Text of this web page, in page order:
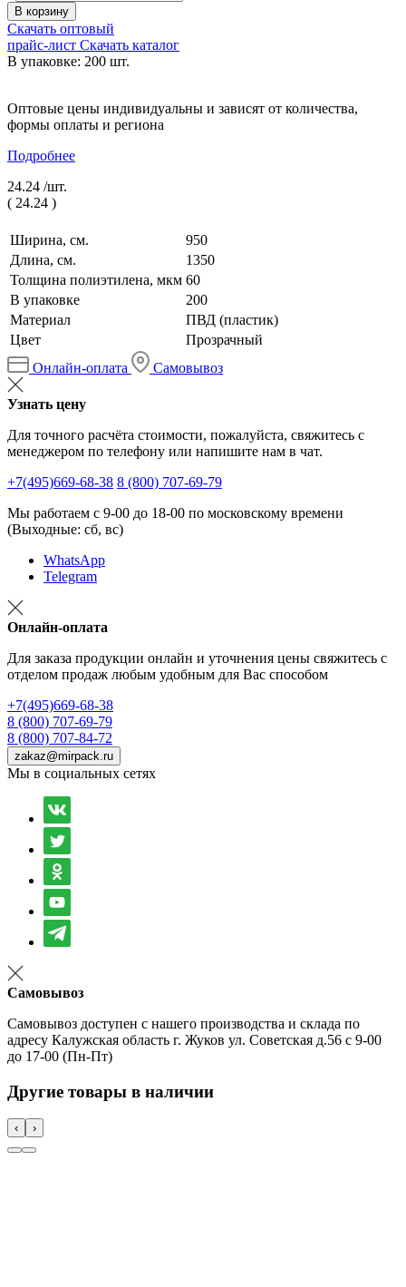
В корзину
Скачать оптовый
прайс-лист Скачать каталог
В упаковке: 200 шт.
Оптовые цены индивидуальны и зависят от количества,
формы оплаты и региона
Подробнее
24.24 /шт.
( 24.24 )
Ширина, см.
950
Длина, см.
1350
Толщина полиэтилена, мкм 60
В упаковке
200
Материал
ПВД (пластик)
Цвет
Прозрачный
Онлайн-оплата
Самовывоз
Узнать цену
Для точного расчёта стоимости, пожалуйста, свяжитесь с
менеджером по телефону или напишите нам в чат.
+7(495)669-68-38 8 (800) 707-69-79
Мы работаем с 9-00 до 18-00 по московскому времени
(Выходные: сб, вс)
WhatsApp
Telegram
Онлайн-оплата
Для заказа продукции онлайн и уточнения цены свяжитесь с
отделом продаж любым удобным для Вас способом
+7(495)669-68-38
8 (800) 707-69-79
8 (800) 707-84-72
zakaz@mirpack.ru
Мы в социальных сетях
Самовывоз
Самовывоз доступен с нашего производства и склада по
адресу Калужская область г. Жуков ул. Советская д.56 с 9-00
до 17-00 (Пн-Пт)
Другие товары в наличии
‹ ›